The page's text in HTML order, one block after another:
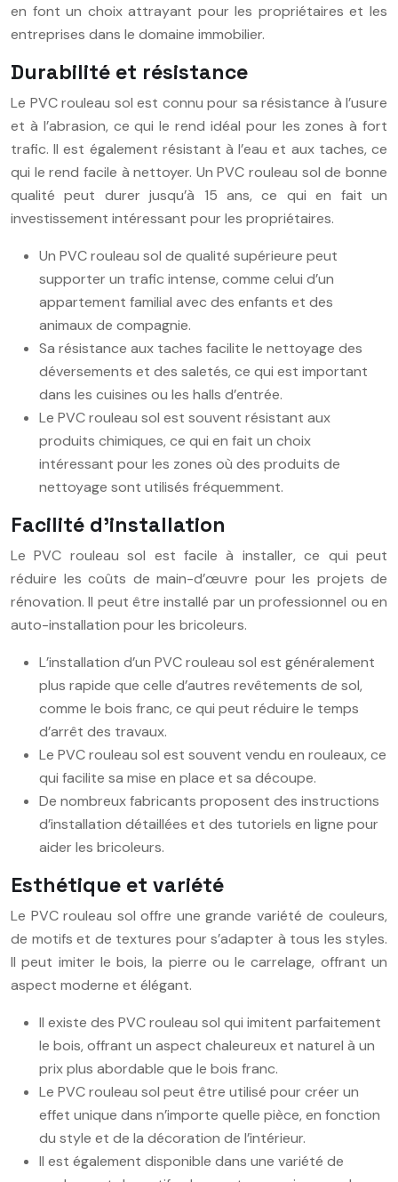
en font un choix attrayant pour les propriétaires et les
entreprises dans le domaine immobilier.
Durabilité et résistance
Le PVC rouleau sol est connu pour sa résistance à l’usure
et à l’abrasion, ce qui le rend idéal pour les zones à fort
trafic. Il est également résistant à l’eau et aux taches, ce
qui le rend facile à nettoyer. Un PVC rouleau sol de bonne
qualité peut durer jusqu’à 15 ans, ce qui en fait un
investissement intéressant pour les propriétaires.
Un PVC rouleau sol de qualité supérieure peut
supporter un trafic intense, comme celui d’un
appartement familial avec des enfants et des
animaux de compagnie.
Sa résistance aux taches facilite le nettoyage des
déversements et des saletés, ce qui est important
dans les cuisines ou les halls d’entrée.
Le PVC rouleau sol est souvent résistant aux
produits chimiques, ce qui en fait un choix
intéressant pour les zones où des produits de
nettoyage sont utilisés fréquemment.
Facilité d’installation
Le PVC rouleau sol est facile à installer, ce qui peut
réduire les coûts de main-d’œuvre pour les projets de
rénovation. Il peut être installé par un professionnel ou en
auto-installation pour les bricoleurs.
L’installation d’un PVC rouleau sol est généralement
plus rapide que celle d’autres revêtements de sol,
comme le bois franc, ce qui peut réduire le temps
d’arrêt des travaux.
Le PVC rouleau sol est souvent vendu en rouleaux, ce
qui facilite sa mise en place et sa découpe.
De nombreux fabricants proposent des instructions
d’installation détaillées et des tutoriels en ligne pour
aider les bricoleurs.
Esthétique et variété
Le PVC rouleau sol offre une grande variété de couleurs,
de motifs et de textures pour s’adapter à tous les styles.
Il peut imiter le bois, la pierre ou le carrelage, offrant un
aspect moderne et élégant.
Il existe des PVC rouleau sol qui imitent parfaitement
le bois, offrant un aspect chaleureux et naturel à un
prix plus abordable que le bois franc.
Le PVC rouleau sol peut être utilisé pour créer un
effet unique dans n’importe quelle pièce, en fonction
du style et de la décoration de l’intérieur.
Il est également disponible dans une variété de